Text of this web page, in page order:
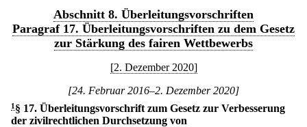
Abschnitt 8. Überleitungsvorschriften
Paragraf 17. Überleitungsvorschriften zu dem Gesetz
zur Stärkung des fairen Wettbewerbs
[2. Dezember 2020]
[24. Februar 2016–2. Dezember 2020]
1 § 17. Überleitungsvorschrift zum Gesetz zur Verbesserung
der zivilrechtlichen Durchsetzung von